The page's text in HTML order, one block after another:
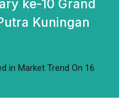
ke-10 Grand
Kuningan
in Market Trend On 16